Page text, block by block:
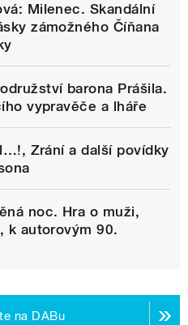
Milenec. Skandální
zámožného Číňana
barona Prášila.
vypravěče a lháře
Zrání a další povídky
noc. Hra o muži,
k autorovým 90.
na DABu